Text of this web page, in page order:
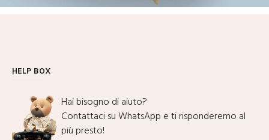
HELP BOX
Hai bisogno di aiuto?
Contattaci su WhatsApp e ti risponderemo al
più presto!